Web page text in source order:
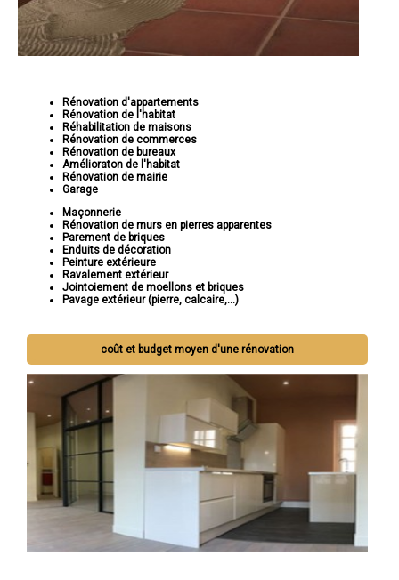
Rénovation d'appartements
Rénovation de l'habitat
Réhabilitation de maisons
Rénovation de commerces
Rénovation de bureaux
Amélioraton de l'habitat
Rénovation de mairie
Garage
Maçonnerie
Rénovation de murs en pierres apparentes
Parement de briques
Enduits de décoration
Peinture extérieure
Ravalement extérieur
Jointoiement de moellons et briques
Pavage extérieur (pierre, calcaire,...)
coût et budget moyen d'une rénovation